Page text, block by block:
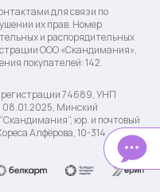
для связи по
их прав. Номер
и распорядительных
ООО «Скандимания»,
покупателей: 142.
регистрации 74689, УНП
Минский
юр. и почтовый
Алфёрова, 10-314